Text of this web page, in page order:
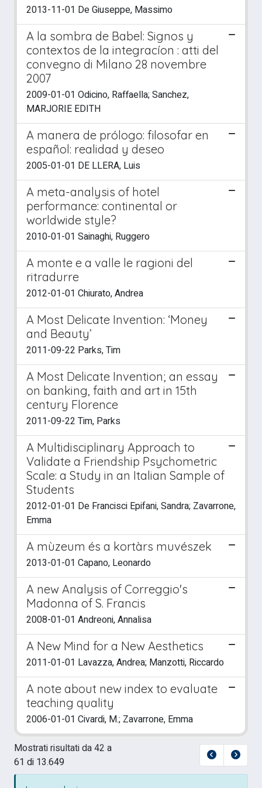
2013-11-01 De Giuseppe, Massimo
A la sombra de Babel: Signos y
contextos de la integracíon : atti del
convegno di Milano 28 novembre
2007
2009-01-01 Odicino, Raffaella; Sanchez,
MARJORIE EDITH
A manera de prólogo: filosofar en
español: realidad y deseo
2005-01-01 DE LLERA, Luis
A meta-analysis of hotel
performance: continental or
worldwide style?
2010-01-01 Sainaghi, Ruggero
A monte e a valle le ragioni del
ritradurre
2012-01-01 Chiurato, Andrea
A Most Delicate Invention: ‘Money
and Beauty’
2011-09-22 Parks, Tim
A Most Delicate Invention; an essay
on banking, faith and art in 15th
century Florence
2011-09-22 Tim, Parks
A Multidisciplinary Approach to
Validate a Friendship Psychometric
Scale: a Study in an Italian Sample of
Students
2012-01-01 De Francisci Epifani, Sandra; Zavarrone,
Emma
A mùzeum és a kortàrs muvészek
2013-01-01 Capano, Leonardo
A new Analysis of Correggio's
Madonna of S. Francis
2008-01-01 Andreoni, Annalisa
A New Mind for a New Aesthetics
2011-01-01 Lavazza, Andrea; Manzotti, Riccardo
A note about new index to evaluate
teaching quality
2006-01-01 Civardi, M.; Zavarrone, Emma
Mostrati risultati da 42 a
61 di 13.649